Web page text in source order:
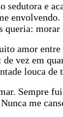
e
morar
amor
vez em
louca de
Sempre
me